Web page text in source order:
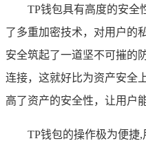
TP钱包具有高度的安全
了多重加密技术，对用户的
安全筑起了一道坚不可摧的
连接，这就好比为资产安全
高了资产的安全性，让用户
TP钱包的操作极为便捷,